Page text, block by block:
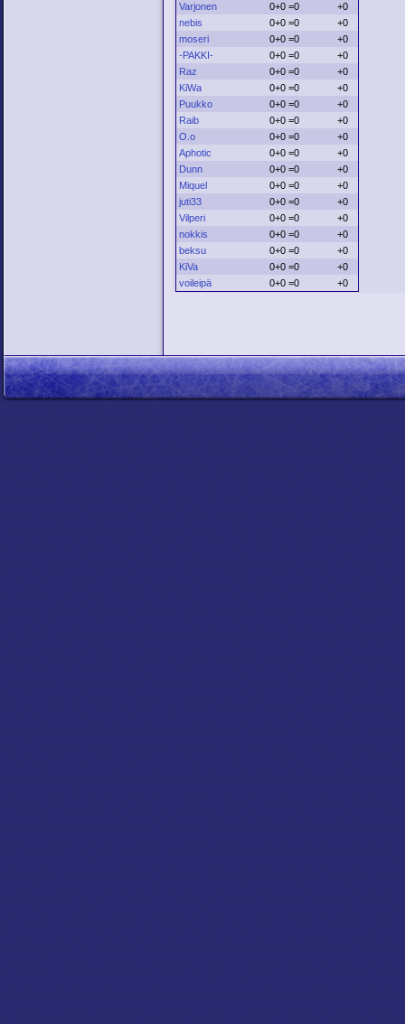
Varjonen
0+0 =0
+0
nebis
0+0 =0
+0
moseri
0+0 =0
+0
-PAKKI-
0+0 =0
+0
Raz
0+0 =0
+0
KiWa
0+0 =0
+0
Puukko
0+0 =0
+0
Raib
0+0 =0
+0
O.o
0+0 =0
+0
Aphotic
0+0 =0
+0
Dunn
0+0 =0
+0
Miquel
0+0 =0
+0
juti33
0+0 =0
+0
Vilperi
0+0 =0
+0
nokkis
0+0 =0
+0
beksu
0+0 =0
+0
KiVa
0+0 =0
+0
voileipä
0+0 =0 +0